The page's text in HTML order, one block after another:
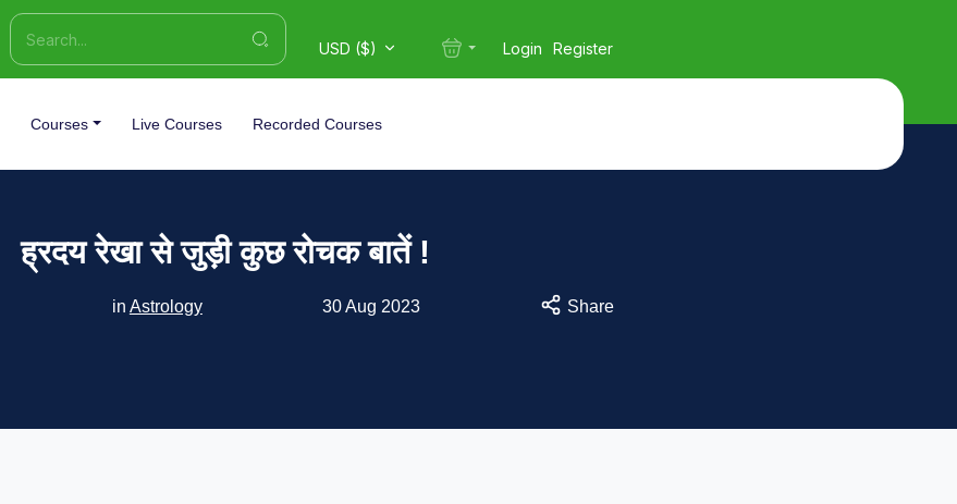
USD ($) Login Register
Courses Live Courses Recorded Courses
ह्रदय रेखा से जुड़ी कुछ रोचक बातें !
in Astrology 30 Aug 2023 Share